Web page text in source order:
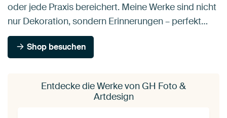
oder jede Praxis bereichert. Meine Werke sind nicht
nur Dekoration, sondern Erinnerungen – perfekt…
Shop besuchen
Entdecke die Werke von GH Foto &
Artdesign